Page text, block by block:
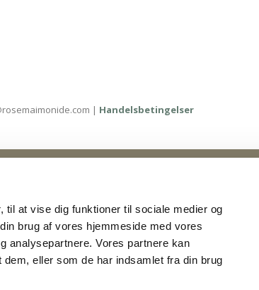
at vise dig funktioner til sociale medier og
brug af vores hjemmeside med vores
analysepartnere. Vores partnere kan
eller som de har indsamlet fra din brug
| Handelsbetingelser